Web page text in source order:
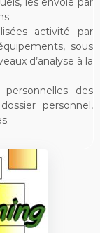
activité par
sous
d’analyse à la
des
personnel,